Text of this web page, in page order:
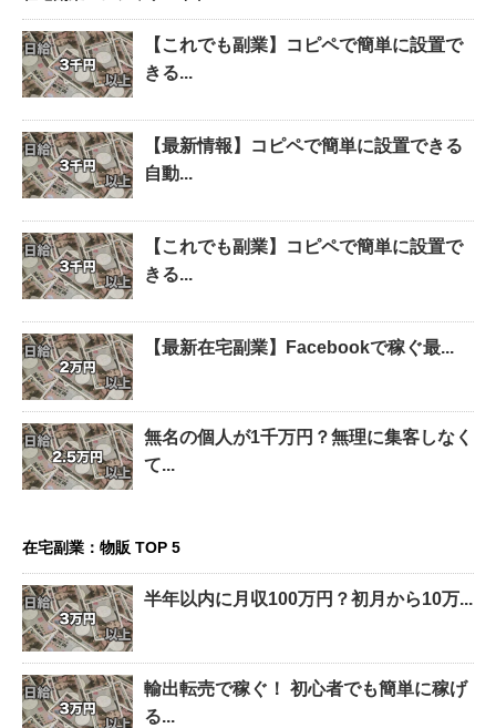
【これでも副業】コピペで簡単に設置で
きる...
【最新情報】コピペで簡単に設置できる
自動...
【これでも副業】コピペで簡単に設置で
きる...
【最新在宅副業】Facebookで稼ぐ最...
無名の個人が1千万円？無理に集客しなく
て...
在宅副業：物販 TOP 5
半年以内に月収100万円？初月から10万...
輸出転売で稼ぐ！ 初心者でも簡単に稼げ
る...